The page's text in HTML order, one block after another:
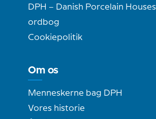
DPH – Danish Porcelain Houses
ordbog
Cookiepolitik
Om os
Menneskerne bag DPH
Vores historie